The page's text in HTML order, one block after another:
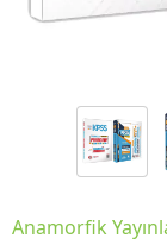
Anamorfik